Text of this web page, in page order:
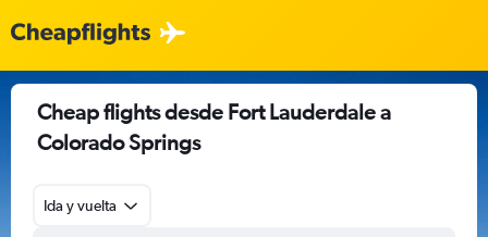
Cheap flights desde Fort Lauderdale a
Colorado Springs
Ida y vuelta